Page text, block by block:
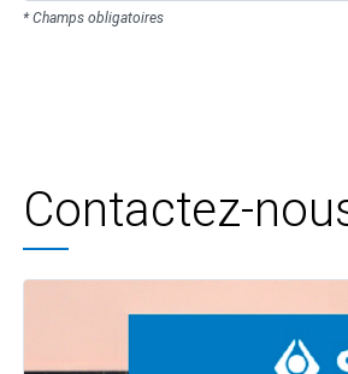
* Champs obligatoires
Contactez-